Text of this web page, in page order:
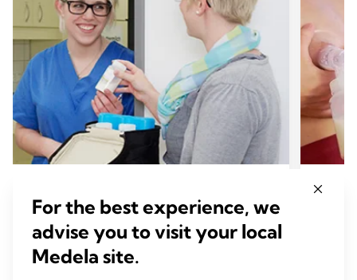
Aufbewahren und Auftauen von
Muttermilch
Frische Muttermilch enthält lebende Zellen von
For the best experience, we
advise you to visit your local
Medela site.